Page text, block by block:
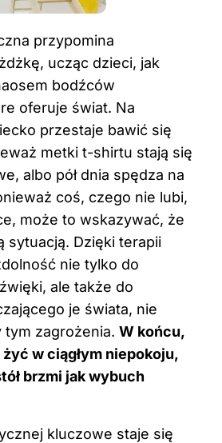
przypomina
ucząc dzieci, jak
bodźców
oferuje świat. Na
przestaje bawić się
metki t-shirtu stają się
albo pół dnia spędza na
coś, czego nie lubi,
może to wskazywać, że
sytuacją. Dzięki terapii
nie tylko do
ale także do
je świata, nie
zagrożenia. W końcu,
w ciągłym niepokoju,
brzmi jak wybuch
kluczowe staje się